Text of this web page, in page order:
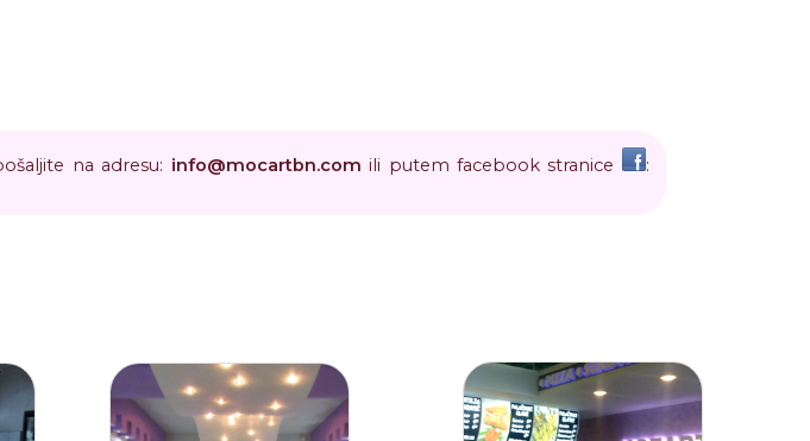
na adresu: info@mocartbn.com ili putem facebook stranice
: